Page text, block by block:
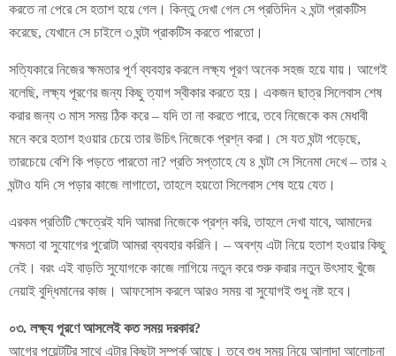
করতে না পেরে সে হতাশ হয়ে গেল। কিন্তু দেখা গেল সে প্রতিদিন ২ ঘন্টা প্রাকটিস
করেছে, যেখানে সে চাইলে ৩ ঘন্টা প্রাকটিস করতে পারতো।
সত্যিকারে নিজের ক্ষমতার পূর্ণ ব্যবহার করলে লক্ষ্য পূরণ অনেক সহজ হয়ে যায়। আগেই
বলেছি, লক্ষ্য পূরণের জন্য কিছু ত্যাগ স্বীকার করতে হয়। একজন ছাত্র সিলেবাস শেষ
করার জন্য ৩ মাস সময় ঠিক করে – যদি তা না করতে পারে, তবে নিজেকে কম মেধাবী
মনে করে হতাশ হওয়ার চেয়ে তার উচিৎ নিজেকে প্রশ্ন করা। সে যত ঘন্টা পড়েছে,
তারচেয়ে বেশি কি পড়তে পারতো না? প্রতি সপ্তাহে যে ৪ ঘন্টা সে সিনেমা দেখে – তার ২
ঘন্টাও যদি সে পড়ার কাজে লাগাতো, তাহলে হয়তো সিলেবাস শেষ হয়ে যেত।
এরকম প্রতিটি ক্ষেত্রেই যদি আমরা নিজেকে প্রশ্ন করি, তাহলে দেখা যাবে, আমাদের
ক্ষমতা বা সুযোগের পুরোটা আমরা ব্যবহার করিনি। – অবশ্য এটা নিয়ে হতাশ হওয়ার কিছু
নেই। বরং এই বাড়তি সুযোগকে কাজে লাগিয়ে নতুন করে শুরু করার নতুন উৎসাহ খুঁজে
নেয়াই বুদ্ধিমানের কাজ। আফসোস করলে আরও সময় বা সুযোগই শুধু নষ্ট হবে।
০৩. লক্ষ্য পূরণে আসলেই কত সময় দরকার?
আগের পয়েন্টটির সাথে এটার কিছুটা সম্পর্ক আছে। তবে শুধু সময় নিয়ে আলাদা আলোচনা